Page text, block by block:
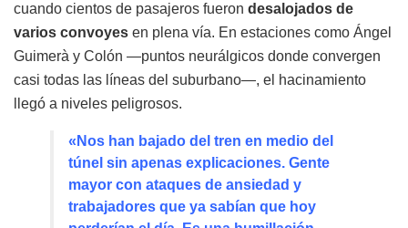
cuando cientos de pasajeros fueron desalojados de
varios convoyes en plena vía. En estaciones como Ángel
Guimerà y Colón —puntos neurálgicos donde convergen
casi todas las líneas del suburbano—, el hacinamiento
llegó a niveles peligrosos.
«Nos han bajado del tren en medio del
túnel sin apenas explicaciones. Gente
mayor con ataques de ansiedad y
trabajadores que ya sabían que hoy